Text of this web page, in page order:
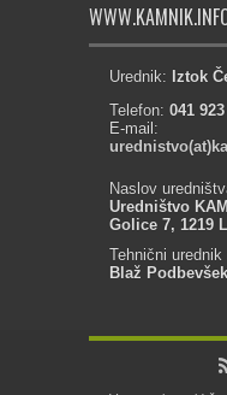
Urednik: Iztok
Telefon: 041
E-mail:
Naslov
Uredništvo
Golice 7, 1219
Tehnični urednik
Blaž